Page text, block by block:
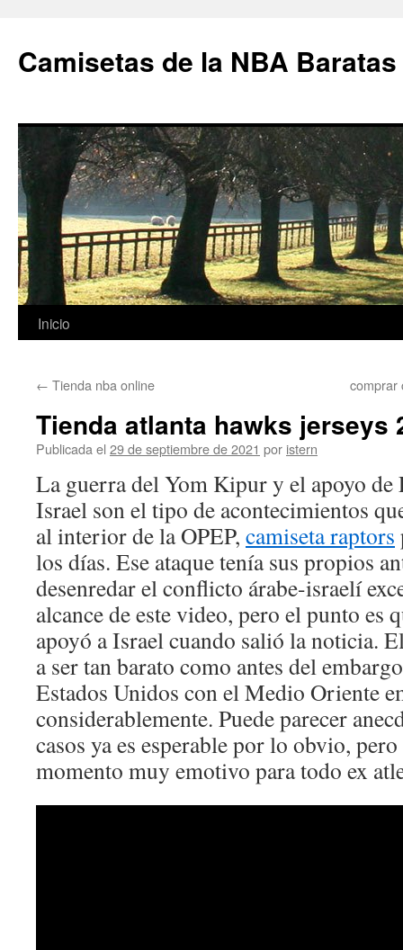
Camisetas de la NBA
Saltar
contenido
Inicio
← Tienda nba online comprar
Tienda atlanta hawks jerseys
Publicada el 29 de septiembre de 2021 por istern
La guerra del Yom Kipur y el apoyo de
Israel son el tipo de acontecimientos
al interior de la OPEP, camiseta raptors
los días. Ese ataque tenía sus propios
desenredar el conflicto árabe-israelí
alcance de este video, pero el punto es
apoyó a Israel cuando salió la noticia.
a ser tan barato como antes del
Estados Unidos con el Medio Oriente
considerablemente. Puede parecer
casos ya es esperable por lo obvio,
momento muy emotivo para todo ex